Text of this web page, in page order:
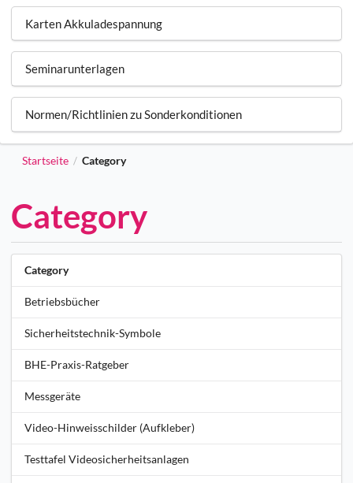
Karten Akkuladespannung
Seminarunterlagen
Normen/Richtlinien zu Sonderkonditionen
Startseite / Category
Category
Category
Betriebsbücher
Sicherheitstechnik-Symbole
BHE-Praxis-Ratgeber
Messgeräte
Video-Hinweisschilder (Aufkleber)
Testtafel Videosicherheitsanlagen